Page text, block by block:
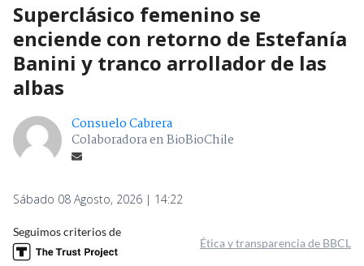
Superclásico femenino se
enciende con retorno de Estefanía
Banini y tranco arrollador de las
albas
Consuelo Cabrera
Colaboradora en BioBioChile
Sábado 08 Agosto, 2026 | 14:22
Seguimos criterios de
Ética y transparencia de BBCL